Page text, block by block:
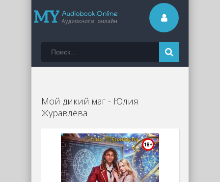
Мой дикий маг - Юлия
Журавлёва